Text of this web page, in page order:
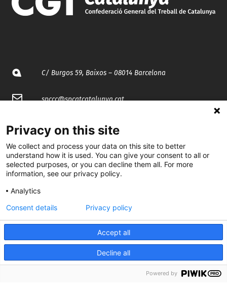
C/ Burgos 59, Baixos – 08014 Barcelona
spccc@spcgtcatalunya.cat
@CGTCatalunya
cgtcatalunya
CGTCatalunya
cgtcatalunya
Desenvolupat per
Privacy on this site
We collect and process your data on this site to better
understand how it is used. You can give your consent to all or
selected purposes, or you can decline them all. For more
information, see our privacy policy.
Analytics
Accept all
Decline all
Consent details Privacy policy
Powered by